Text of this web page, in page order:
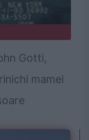
Gotti,
mamei